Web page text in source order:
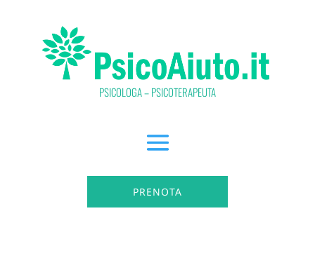
PSICOLOGA – PSICOTERAPEUTA
PRENOTA